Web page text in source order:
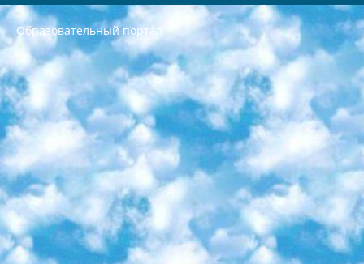
Образовательный портал
РЕСПУБЛИКА УЗБЕКИСТАН МИНИСТРЕРСТВО ДОШКОЛЬНОГО И ШКОЛЬНОГО ОБРАЗОВАНИЯ КОМАНДА в общеобразовательных учреждениях в 2023-2024 учебном году организация и проведение итоговой государственной аттестации обучающихся о Министра дошкольного и школьного образования Республики Узбекистан от 4 марта 2008 года (постановлением Минюста от 20 марта 2008 года № 1778 государственной регистрации) «Итоговое состояние учащихся общего среднего образования на основании положения об утверждении положения об аттестации общего среднего образования выпускной экзамен студентов в образовательных учреждениях в 2023-2024 учебном году В целях организации и прохождения аттестации приказываю: 1. Следующее: перечень предметов, по которым будет проводиться итоговая государственная аттестация и экзамен формы перевода согласно приложению 1; сертификаты международного образца, оценивающие уровень владения иностранными языками перечень согласно приложению 2; 2. Педагогический при специализированных образовательных учреждениях. научно-практический центр квалификации и международной оценки (Д.Давидова) 2024 г. До 25 марта: задания по предметам, по которым будет проводиться итоговая аттестация разработка и утверждение технических условий; итоговая аттестация на основании разработанного предметного задания разработка вопросов по предметам (устно и письменно), экзамен передача; общеобразовательные средние школы и специальные учебные заведения учащиеся выпускных классов школ и интернатов в агентской системе подготовка базы данных экзаменационных материалов и критериев оценки; перевод базы экзаменационных материалов на все языки обучения подать в Республиканский образовательный центр для изготовления; варианты экзаменов на основе разработанных контрольных материалов пусть будут поставлены задачи формирования. 3. Республиканский образовательный центр (Ш.Худайкулов) до 5 апреля 2024 года. до: база данных предоставленных экзаменационных материалов на все языки обучения перевод и экспертиза; для слепых, слабовидящих, глухих, слабослышащих и умственно отсталых детей учащиеся выпускных классов специализированных школ и школ-интернатов база данных экзаменационных материалов на всех преподаваемых языках подготовка критериев оценки; специализированные школы для умственно отсталых детей и технологии для учащихся выпускных классов школ-интернатов разработка соответствующих рекомендаций и критериев проведения ЕГЭ по естествознанию давать задания. 4. Педагогический при специализированных образовательных учреждениях. Научно-практический центр навыков и международной оценки (Д.Давидова), Республика образовательный центр (Худайкулов Ш.) итоговый государственный аттестационный экзамен ориентирован на творческое и логическое мышление при подготовке базы материалов учитывать введение заданий. 5. Следует отметить, что: сертификат государственного образца о знании общеобразовательного предмета и как минимум национальный уровень B1 по предметам на иностранных языках, указанным в Приложении 2. или международно признанный сертификат эквивалентного уровня студенты, изучающие определенный предмет, освобождаются от экзамена; по соответствующим предметам запланирована итоговая государственная аттестация за день до дня, путем жеребьевки Рабочей группой (в письменной форме по предметам, проводимым в форме) из числа сформированных вариантов выбрано 2 варианта; 2 выбранных варианта экзамена анонсированы на официальном сайте министерства и все выпускники по всей стране на основе этих вариантов проводит итоговую государственную аттестацию. 6. Государственное образование учащихся средних общеобразовательных учреждений. знания в соответствии с квалификационными требованиями, которые необходимо приобрести на основании стандартов итоговый (выпускной) контроль для 9 и 11 классов в целях тестирования Экзамены (далее – экзамены) состоят из предметов, перечисленных в приложении 1. будет сделано. 7. Экзамены пройдут с 26 мая по 15 июня 2024 г. (кроме науки физического воспитания). 8. Физическая для учащихся 9 классов общесредних образовательных учреждений. Экзамены по предмету «Образование, квалификация медицина» 1-6 мая 2024 года. сотрудники перевести под присмотр (с отклонениями в физическом или умственном развитии) специализированная школа для детей, школы-интернаты и со сколиозом школы-интернаты санаторного типа для больных детей исключены). 9. Он был слепым, слабовидящим и имел нарушения опорно-двигательного аппарата. экзамены в специализированных школах и интернатах для детей должны проводиться исходя из требований, предъявляемых к общеобразовательным учреждениям (физкультура кроме науки). 10. Специализированная школа для глухих и слабослышащих детей. и экзамены в интернатах и быть реализован в виде письменного теста по математике. 11. Специальность для умственно отсталых детей. Для 9 класса Родной язык и литературное письмо Государственный язык (язык обучения – узбекский). для неклассов) написано Математическое письмо Письменная/устная история Узбекистана Физическое воспитание практично Итоговый контроль Для 11 класса Написание родного языка и литературы (эссе) Математическое письмо Узбекский язык (обучение на узбекском языке) не посещающее общее среднее образование для учреждений)/Образовательное учреждение выбор письменный и устный Иностранный язык письменный/устный Письменная/устная история Узбекистана *По выбору студента:  Химия  Физика  Основы государственного права  География 10 бесплатных образовательных ресурсов - Мы составили подборку онлайн-проектов с интерактивными упражнениями, видеолекциями и статьями. Они помогут вам обрести новые и освежить старые знания бесплатно. 1. «ИНТУИТ» Старейшая образовательная площадка Рунета. Здесь вы найдёте сотни текстовых и видеокурсов на десятки различных тем — от программирования до психологии. Многие курсы подготовлены российскими университетами и крупными международными компаниями вроде Intel и Microsoft. Самостоятельное обучение бесплатное, но желающие могут оплатить услуги персональных наставников. 2. «Смартия» знакомит с актуальными профессиями и подсказывает, как им обучаться. Выбрав заинтересовавшую вас специальность — SMM-специалист, фотограф, веб-дизайнер или другую, — увидите список необходимых для неё умений. Чтобы вы могли освоить их самостоятельно, для каждого умения площадка отображает подборку ссылок на учебные материалы. Хотя «Смартия» ориентируется на русскоязычную аудиторию, часть контента всё же доступна только на английском. 3. «Лекторий Физтеха» Проект Московского физико-технического института (Физтеха). С его помощью вы можете смотреть онлайн серии лекций, записанные на видео в этом вузе. В числе доступных предметов — физика, биология, химия, информационные технологии и другие. К некоторым лекциям администрация ресурса прилагает готовые конспекты, которые можно скачивать в PDF-формате. 4. ITMOcourses Онлайн-площадка Санкт-Петербургского национального исследовательского университета информационных технологий, механики и оптики (ИТМО). Ресурс предоставляет свободный доступ к курсам, разработанным в этом вузе. Каталог материалов разбит на четыре категории: «Оптические системы и технологии», «Приборостроение и робототехника», «Информационные технологии» и «Биотехнологии». Курсы состоят из видеолекций, интерактивных демонстраций и заданий. 5. «КиберЛенинка» Электронная научная библиотека открытого доступа. Каталог площадки регулярно обрастает текстами статей из различных научных изданий. Сгруппированные по журналам и рубрикам публикации можно читать онлайн или скачивать целиком в PDF-формате. Проект нацелен на популяризацию науки за счёт открытого доступа к качественной информации. 6. «ПостНаука» На этом ресурсе публикуют подборки видеолекций, составленные экспертами из разных отраслей и объединённые общими темами. Среди них, к примеру, есть серии «Биоинформатика и геномика», «Культура средневековой Скандинавии» и Cinema Studies о теории кино. Каждая подборка лекций — логически связанная история, рассказанная экспертом от первого лица. Кроме того, на сайте появляются научно-образовательные статьи и тесты на разные темы. 7. «Newочём» Команда проекта «Newочём» отбирает самые интересные тексты из англоязычных СМИ и переводит те из них, за которые голосуют участники сообщества «ВКонтакте». По большей части это научно-популярные статьи. Редакторы придумывают лишь заголовки, в остальном содержание переводов соответствует оригиналам. Полные тексты можно читать прямо в социальной сети. 8. InternetUrok Онлайн-база материалов по основным дисциплинам школьной программы. Информация на сайте структурирована по классам, предметам и темам (урокам). Каждый урок состоит из видеолекций и конспектов. Есть также интерактивные тренажёры и тесты для закрепления пройденного материала. Даже если вы давно окончили школу, возможность повторить программу старших классов всегда может пригодиться. 9. Edutainme Ещё один ресурс об образовании. В отличие от Newtonew, как мне кажется, Edutainme больше ориентируется на представителей индустрии: педагогов, предпринимателей, разработчиков образовательных проектов. Но и любой, кто просто стремится к саморазвитию, найдёт на сайте много полезного и интересного для себя. Например, информацию о новых курсах и образовательных сервисах. 10. Newtonew Онлайн-медиа об образовании и обучении в широком смысле. Авторы Newtonew пишут об инструментах, заведениях, тактиках и стратегиях, которые помогают учить других и получать новые знания самостоятельно. На этой площадке вы найдёте новости, обзоры, аналитические мат